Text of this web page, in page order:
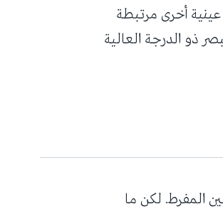
أخرى مرتبطة
ذو الدرجة العالية
المفرط. لكن ما